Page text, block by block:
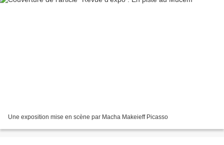
Une exposition mise en scène par Macha Makeieff Picasso